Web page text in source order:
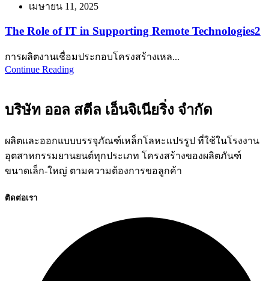
เมษายน 11, 2025
The Role of IT in Supporting Remote Technologies2
การผลิตงานเชื่อมประกอบโครงสร้างเหล...
Continue Reading
บริษัท ออล สตีล เอ็นจิเนียริ่ง จำกัด
ผลิตและออกแบบบรรจุภัณฑ์เหล็กโลหะแปรรูป ที่ใช้ในโรงงาน
อุตสาหกรรมยานยนต์ทุกประเภท โครงสร้างของผลิตภันฑ์
ขนาดเล็ก-ใหญ่ ตามความต้องการขอลูกค้า
ติดต่อเรา